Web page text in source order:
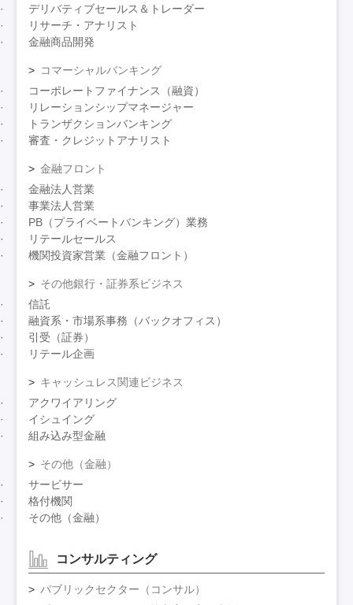
デリバティブセールス＆トレーダー
リサーチ・アナリスト
金融商品開発
コマーシャルバンキング
コーポレートファイナンス（融資）
リレーションシップマネージャー
トランザクションバンキング
審査・クレジットアナリスト
金融フロント
金融法人営業
事業法人営業
PB（プライベートバンキング）業務
リテールセールス
機関投資家営業（金融フロント）
その他銀行・証券系ビジネス
信託
融資系・市場系事務（バックオフィス）
引受（証券）
リテール企画
キャッシュレス関連ビジネス
アクワイアリング
イシュイング
組み込み型金融
その他（金融）
サービサー
格付機関
その他（金融）
コンサルティング
パブリックセクター（コンサル）